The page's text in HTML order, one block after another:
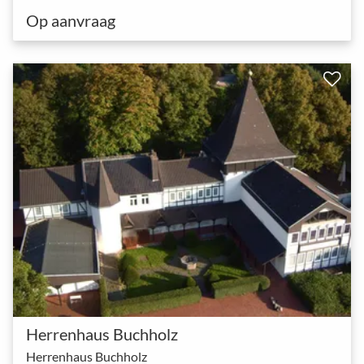
Op aanvraag
Herrenhaus Buchholz
Herrenhaus Buchholz